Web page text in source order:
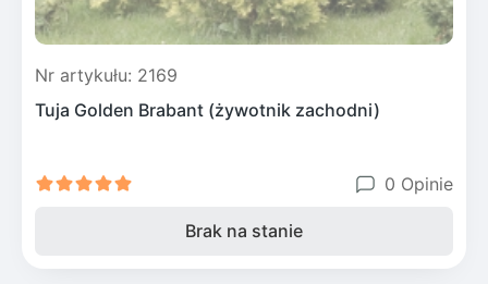
Nr artykułu: 2169
Tuja Golden Brabant (żywotnik zachodni)
0 Opinie
Brak na stanie